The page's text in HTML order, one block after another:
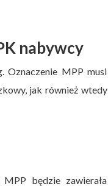
nabywcy
Oznaczenie MPP musi
jak również wtedy
będzie zawierała